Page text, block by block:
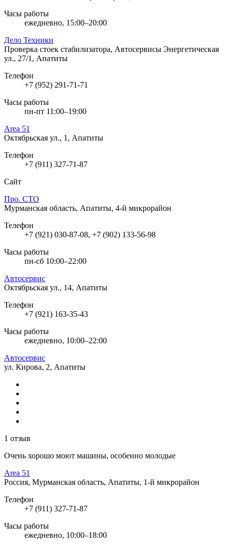
Часы работы
ежедневно, 15:00–20:00
Дело Техники
Проверка стоек стабилизатора, Автосервисы Энергетическая
ул., 27/1, Апатиты
Телефон
+7 (952) 291-71-71
Часы работы
пн-пт 11:00–19:00
Area 51
Октябрьская ул., 1, Апатиты
Телефон
+7 (911) 327-71-87
Сайт
Про. СТО
Мурманская область, Апатиты, 4-й микрорайон
Телефон
+7 (921) 030-87-08, +7 (902) 133-56-98
Часы работы
пн-сб 10:00–22:00
Автосервис
Октябрьская ул., 14, Апатиты
Телефон
+7 (921) 163-35-43
Часы работы
ежедневно, 10:00–22:00
Автосервис
ул. Кирова, 2, Апатиты
1 отзыв
Очень хорошо моют машины, особенно молодые
Area 51
Россия, Мурманская область, Апатиты, 1-й микрорайон
Телефон
+7 (911) 327-71-87
Часы работы
ежедневно, 10:00–18:00